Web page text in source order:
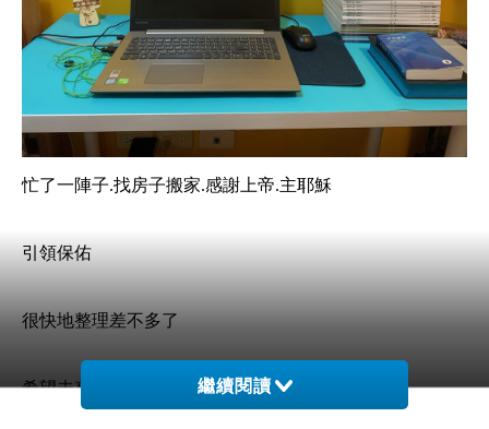
忙了一陣子.找房子搬家.感謝上帝.主耶穌
引領保佑
很快地整理差不多了
希望未來日子平安 繼續閱讀